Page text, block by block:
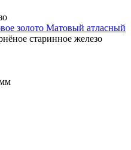
золото Матовый атласный
старинное железо